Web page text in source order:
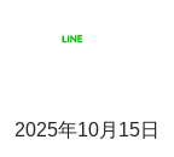
2025年10月15日